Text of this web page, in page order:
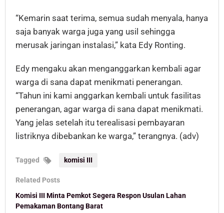
“Kemarin saat terima, semua sudah menyala, hanya
saja banyak warga juga yang usil sehingga
merusak jaringan instalasi,” kata Edy Ronting.
Edy mengaku akan menganggarkan kembali agar
warga di sana dapat menikmati penerangan.
“Tahun ini kami anggarkan kembali untuk fasilitas
penerangan, agar warga di sana dapat menikmati.
Yang jelas setelah itu terealisasi pembayaran
listriknya dibebankan ke warga,” terangnya. (adv)
Tagged komisi III
Related Posts
Komisi III Minta Pemkot Segera Respon Usulan Lahan
Pemakaman Bontang Barat